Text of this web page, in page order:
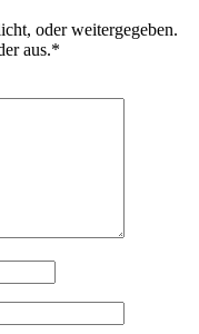
oder weitergegeben.
aus.*